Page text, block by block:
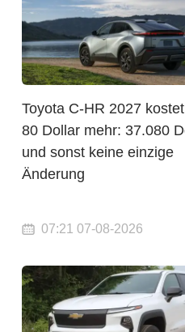
Toyota C-HR 2027
80 Dollar mehr: 37.080
und sonst keine einzige
Änderung
07:21 07-08-2026